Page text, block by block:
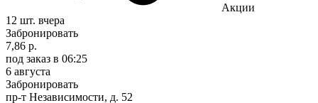
Акции
12 шт. вчера
Забронировать
7,86 р.
под заказ в 06:25
6 августа
Забронировать
пр-т Независимости, д. 52